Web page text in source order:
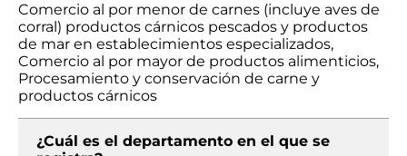
Comercio al por menor de carnes (incluye aves de
corral) productos cárnicos pescados y productos
de mar en establecimientos especializados,
Comercio al por mayor de productos alimenticios,
Procesamiento y conservación de carne y
productos cárnicos
¿Cuál es el departamento en el que se